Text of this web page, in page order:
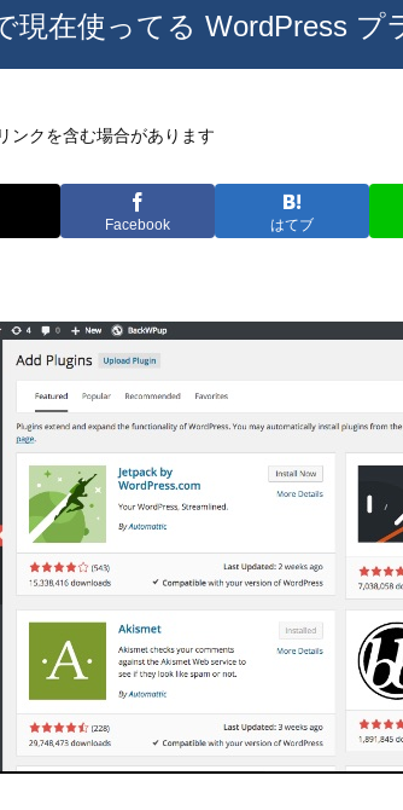
現在使ってる WordPress プ
ンクを含む場合があります
Facebook はてブ